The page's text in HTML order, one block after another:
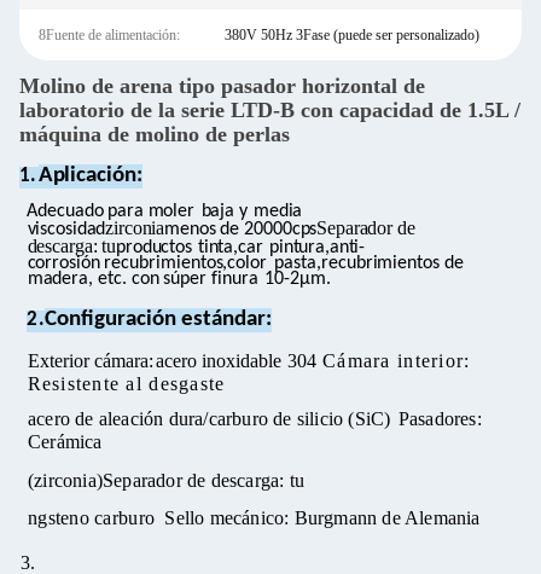
8Fuente de alimentación: 380V 50Hz 3Fase (puede ser personalizado)
Molino de arena tipo pasador horizontal de
laboratorio de la serie LTD-B con capacidad de 1.5L /
máquina de molino de perlas
1.Aplicación:
Adecuado para moler baja y media
viscosidadzirconiamenos de 20000cpsSeparador de
descarga: tuproductos tinta,car pintura,anti-
corrosión recubrimientos,color pasta,recubrimientos de
madera, etc. con súper finura 10-2μm.
2.Configuración estándar:
Exterior cámara:acero inoxidable 304 Cámara interior:
Resistente al desgaste
acero de aleación dura/carburo de silicio (SiC) Pasadores:
Cerámica
(zirconia)Separador de descarga: tu
ngsteno carburo Sello mecánico: Burgmann de Alemania
3.